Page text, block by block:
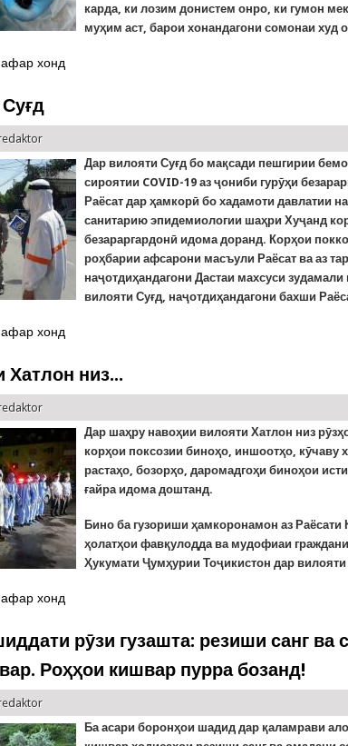
карда, ки лозим донистем онро, ки гумон
муҳим аст, барои хонандагони сомонаи худ
беруниён: Оби бинию даҳони шахси бемор
хонд
Дар вилояти Суғд бо мақсади пешгирии
сироятии COVID-19 аз ҷониби гурӯҳи
Раёсат дар ҳамкорӣ бо хадамоти давлатии
санитарию эпидемиологии шаҳри Хуҷанд​
безараргардонӣ идома доранд. Корҳои
роҳбарии афсарони масъули Раёсат ва аз
наҷотдиҳандагони Дастаи махсуси зудамали
вилояти Суғд, наҷотдиҳандагони бахши
дар Суғд
хонд
Хатлон низ...
Дар шаҳру навоҳии вилояти Хатлон низ
корҳои поксозии биноҳо, иншоотҳо, кӯчаву
растаҳо, бозорҳо, даромадгоҳи биноҳои
ғайра идома доштанд.
Бино ба гузориши ҳамкоронамон аз Раёсати
ҳолатҳои фавқулодда ва мудофиаи
Ҳукумати Ҷумҳурии Тоҷикистон дар
вилояти Хатлон низ...
хонд
рӯзи гузашта: резиши санг ва
Роҳҳои кишвар пурра бозанд!
Ба асари боронҳои шадид дар қаламрави